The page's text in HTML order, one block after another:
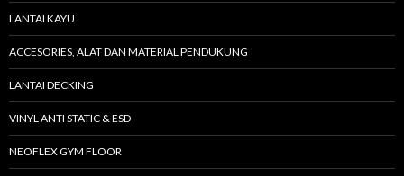
LANTAI KAYU
ACCESORIES, ALAT DAN MATERIAL PENDUKUNG
LANTAI DECKING
VINYL ANTI STATIC & ESD
NEOFLEX GYM FLOOR